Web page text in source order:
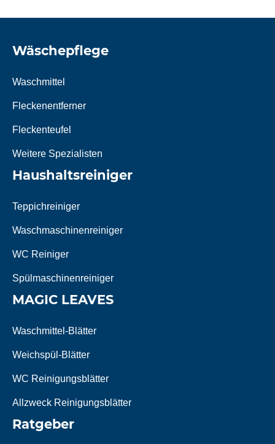
Wäschepflege
Waschmittel
Fleckenentferner
Fleckenteufel
Weitere Spezialisten
Haushaltsreiniger
Teppichreiniger
Waschmaschinenreiniger
WC Reiniger
Spülmaschinenreiniger
MAGIC LEAVES
Waschmittel-Blätter
Weichspül-Blätter
WC Reinigungsblätter
Allzweck Reinigungsblätter
Ratgeber